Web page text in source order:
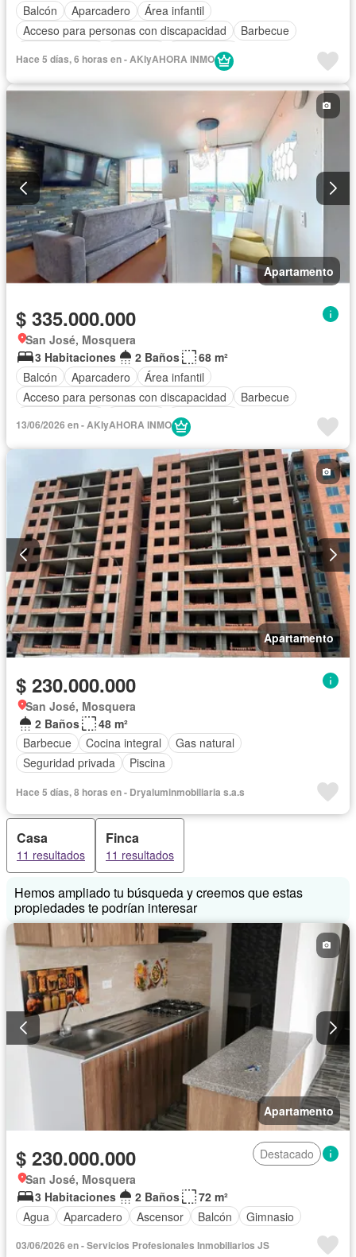
Balcón
Aparcadero
Área infantil
Acceso para personas con discapacidad
Barbecue
Gas natural
Agua
Hace 5 días, 6 horas en - AKIyAHORA INMO
Apartamento
$ 335.000.000
San José, Mosquera
3 Habitaciones
2 Baños
68 m²
Balcón
Aparcadero
Área infantil
Acceso para personas con discapacidad
Barbecue
Gas natural
Seguridad privada
Agua
13/06/2026 en - AKIyAHORA INMO
Apartamento
$ 230.000.000
San José, Mosquera
2 Baños
48 m²
Barbecue
Cocina integral
Gas natural
Seguridad privada
Piscina
Hace 5 días, 8 horas en - Dryaluminmobiliaria s.a.s
Casa
11 resultados
Finca
11 resultados
Hemos ampliado tu búsqueda y creemos que estas
propiedades te podrían interesar
Apartamento
$ 230.000.000
Destacado
San José, Mosquera
3 Habitaciones
2 Baños
72 m²
Agua
Aparcadero Ascensor Balcón Gimnasio
03/06/2026 en - Servicios Profesionales Inmobiliarios JS